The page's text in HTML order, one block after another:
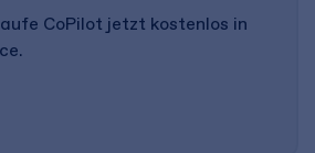
CoPilot jetzt kostenlos in